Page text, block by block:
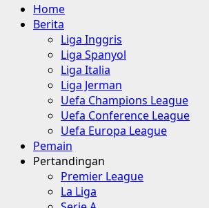
Primary
Menu
Home
Berita
Liga Inggris
Liga Spanyol
Liga Italia
Liga Jerman
Uefa Champions League
Uefa Conference League
Uefa Europa League
Pemain
Pertandingan
Premier League
La Liga